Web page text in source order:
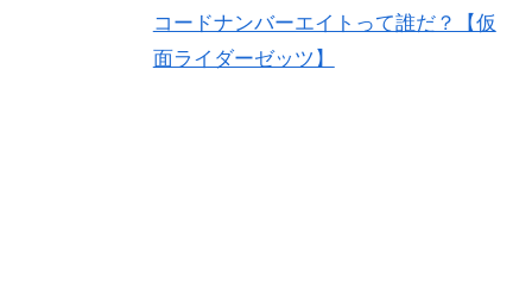
コードナンバーエイトって誰だ？【仮
面ライダーゼッツ】